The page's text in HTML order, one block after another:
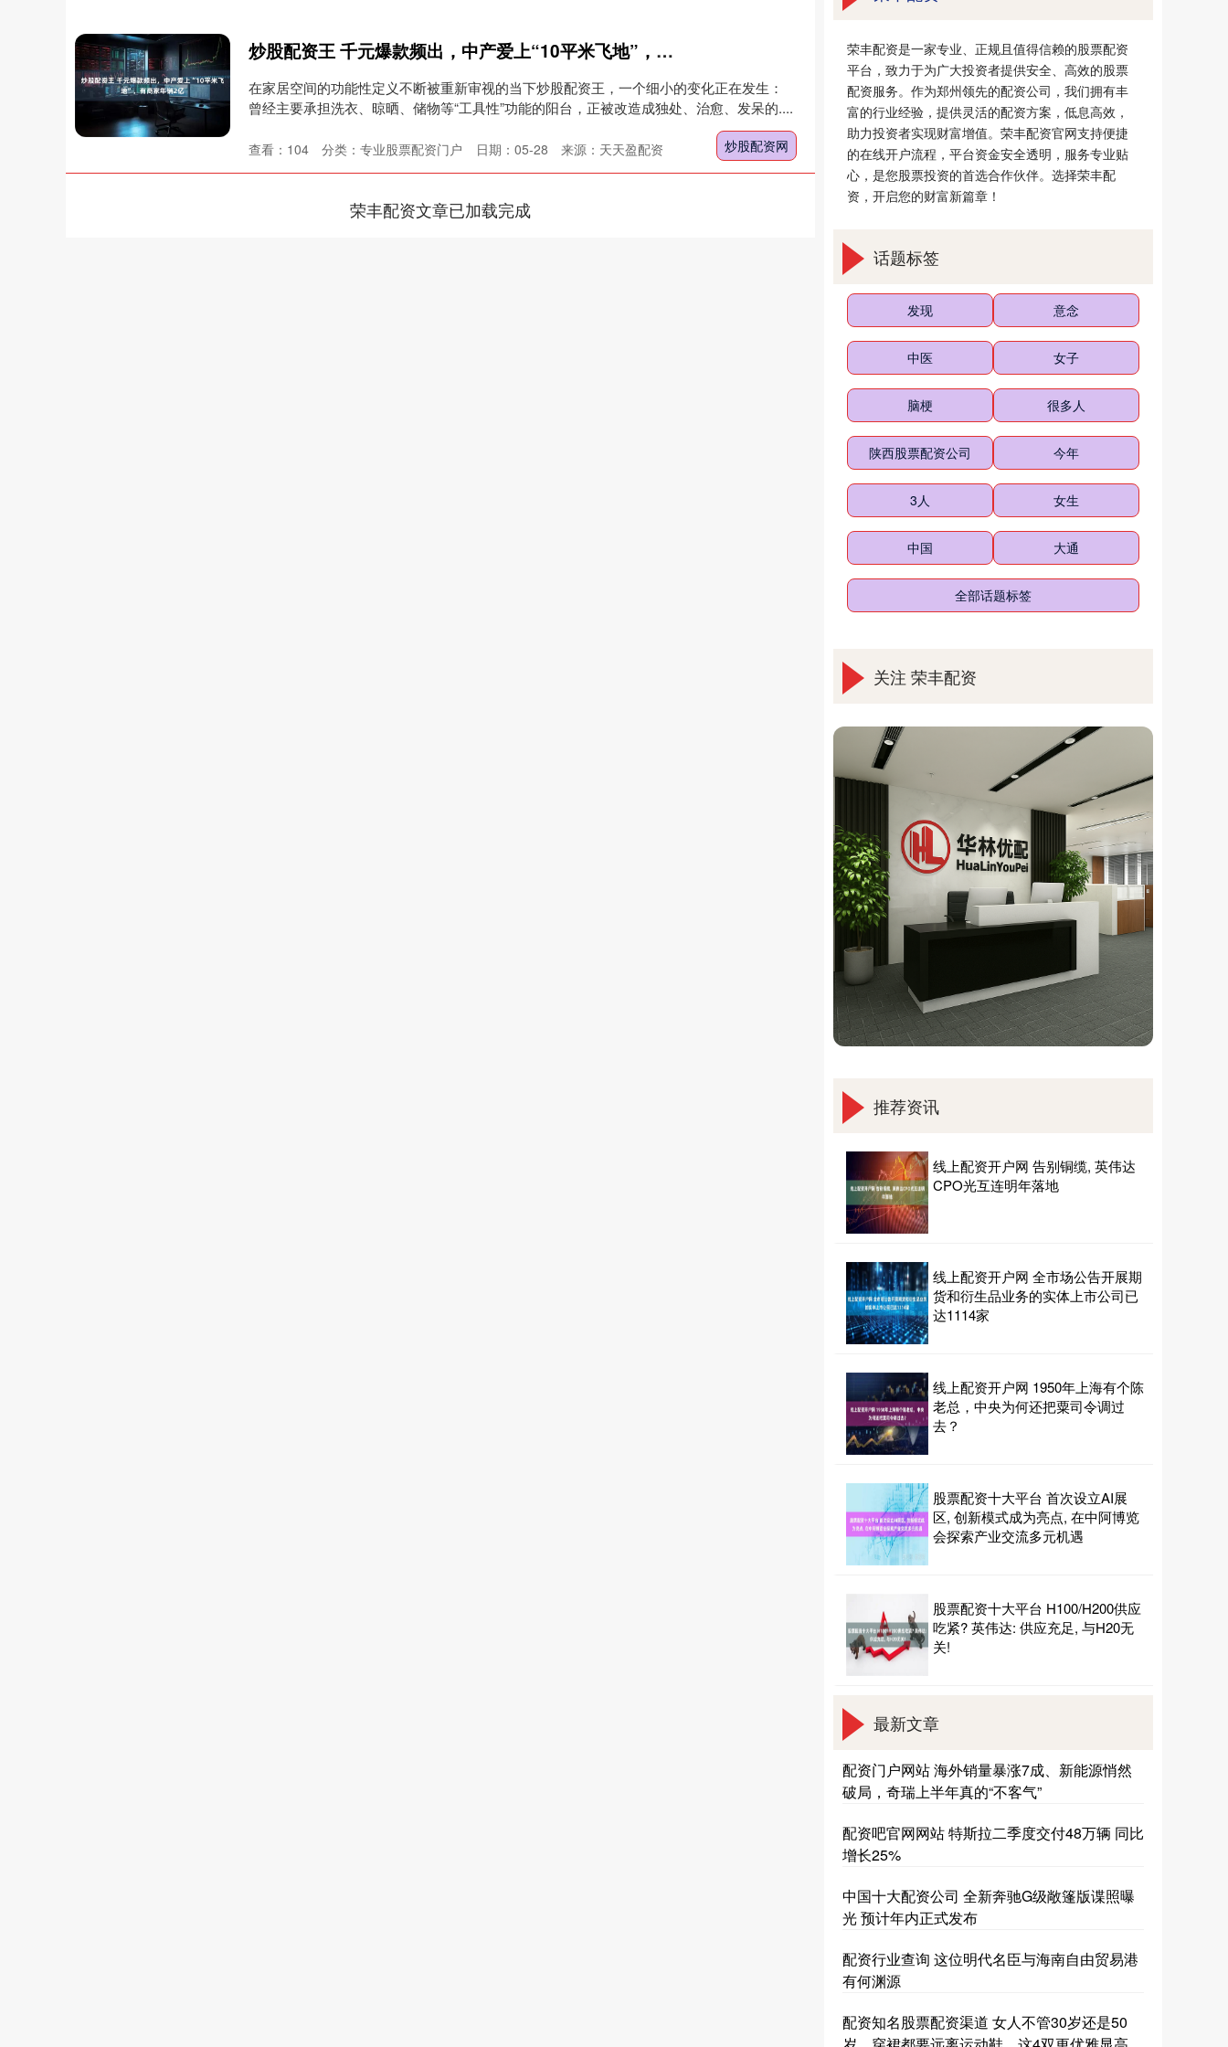
炒股配资王 千元爆款频出，中产爱上“10平米飞地”，有商家年销2亿
在家居空间的功能性定义不断被重新审视的当下炒股配资王，一个细小的变化正在发生：
曾经主要承担洗衣、晾晒、储物等“工具性”功能的阳台，正被改造成独处、治愈、发呆的....
炒股配资网
日期：05-28 来源：天天盈配资
查看： 104 分类： 专业股票配资门户
荣丰配资文章已加载完成
荣丰配资是一家专业、正规且值得信赖的股票配资
平台，致力于为广大投资者提供安全、高效的股票
配资服务。作为郑州领先的配资公司，我们拥有丰
富的行业经验，提供灵活的配资方案，低息高效，
助力投资者实现财富增值。荣丰配资官网支持便捷
的在线开户流程，平台资金安全透明，服务专业贴
心，是您股票投资的首选合作伙伴。选择荣丰配
资，开启您的财富新篇章！
话题标签
发现 意念
中医 女子
脑梗 很多人
陕西股票配资公司 今年
3人 女生
中国 大通
全部话题标签
关注 荣丰配资
推荐资讯
线上配资开户网 告别铜缆, 英伟达
CPO光互连明年落地
线上配资开户网 全市场公告开展期
货和衍生品业务的实体上市公司已
达1114家
线上配资开户网 1950年上海有个陈
老总，中央为何还把粟司令调过
去？
股票配资十大平台 首次设立AI展
区, 创新模式成为亮点, 在中阿博览
会探索产业交流多元机遇
股票配资十大平台 H100/H200供应
吃紧? 英伟达: 供应充足, 与H20无
关!
最新文章
配资门户网站 海外销量暴涨7成、新能源悄然
破局，奇瑞上半年真的“不客气”
配资吧官网网站 特斯拉二季度交付48万辆 同比
增长25%
中国十大配资公司 全新奔驰G级敞篷版谍照曝
光 预计年内正式发布
配资行业查询 这位明代名臣与海南自由贸易港
有何渊源
配资知名股票配资渠道 女人不管30岁还是50